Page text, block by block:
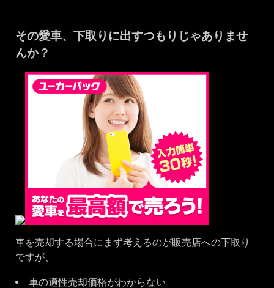
その愛車、下取りに出すつもりじゃありませ
んか？
車を売却する場合にまず考えるのが販売店への下取り
ですが、
車の適性売却価格がわからない